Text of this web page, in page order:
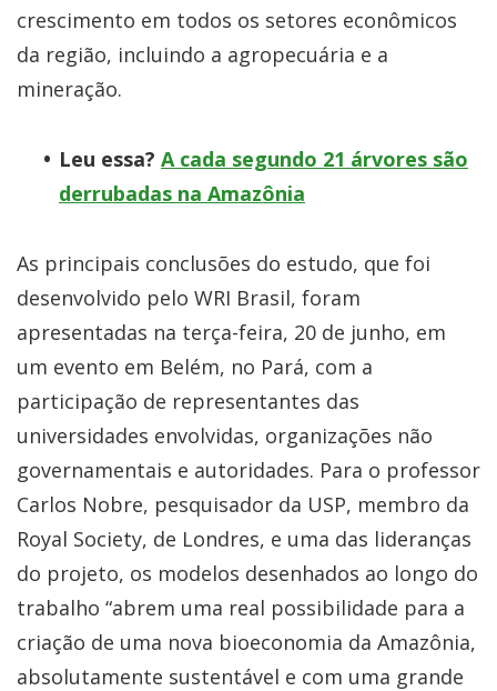
crescimento em todos os setores econômicos
da região, incluindo a agropecuária e a
mineração.
Leu essa? A cada segundo 21 árvores são
derrubadas na Amazônia
As principais conclusões do estudo, que foi
desenvolvido pelo WRI Brasil, foram
apresentadas na terça-feira, 20 de junho, em
um evento em Belém, no Pará, com a
participação de representantes das
universidades envolvidas, organizações não
governamentais e autoridades. Para o professor
Carlos Nobre, pesquisador da USP, membro da
Royal Society, de Londres, e uma das lideranças
do projeto, os modelos desenhados ao longo do
trabalho “abrem uma real possibilidade para a
criação de uma nova bioeconomia da Amazônia,
absolutamente sustentável e com uma grande